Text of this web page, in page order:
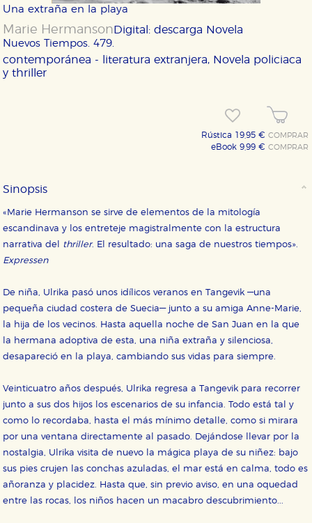
Una extraña en la playa
Marie Hermanson
Nuevos Tiempos. 479.
Digital: descarga Novela
contemporánea - literatura extranjera, Novela policiaca
y thriller
Rústica 19,95 €COMPRAR
eBook 9,99 €COMPRAR
Sinopsis
«Marie Hermanson se sirve de elementos de la mitología
escandinava y los entreteje magistralmente con la estructura
narrativa del thriller. El resultado: una saga de nuestros tiempos».
Expressen
De niña, Ulrika pasó unos idílicos veranos en Tangevik —una
pequeña ciudad costera de Suecia— junto a su amiga Anne-Marie,
la hija de los vecinos. Hasta aquella noche de San Juan en la que
la hermana adoptiva de esta, una niña extraña y silenciosa,
desapareció en la playa, cambiando sus vidas para siempre.
Veinticuatro años después, Ulrika regresa a Tangevik para recorrer
junto a sus dos hijos los escenarios de su infancia. Todo está tal y
como lo recordaba, hasta el más mínimo detalle, como si mirara
por una ventana directamente al pasado. Dejándose llevar por la
nostalgia, Ulrika visita de nuevo la mágica playa de su niñez: bajo
sus pies crujen las conchas azuladas, el mar está en calma, todo es
añoranza y placidez. Hasta que, sin previo aviso, en una oquedad
entre las rocas, los niños hacen un macabro descubrimiento...
CONFIGURACIÓN DE COOKIES
HABILITAR TODO RECHAZAR TODO